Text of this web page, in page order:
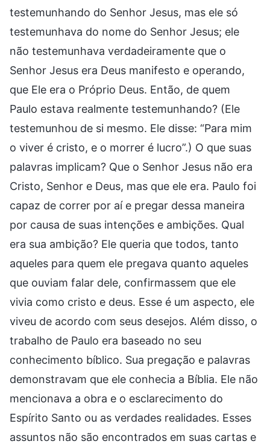
testemunhando do Senhor Jesus, mas ele só
testemunhava do nome do Senhor Jesus; ele
não testemunhava verdadeiramente que o
Senhor Jesus era Deus manifesto e operando,
que Ele era o Próprio Deus. Então, de quem
Paulo estava realmente testemunhando? (Ele
testemunhou de si mesmo. Ele disse: “Para mim
o viver é cristo, e o morrer é lucro”.) O que suas
palavras implicam? Que o Senhor Jesus não era
Cristo, Senhor e Deus, mas que ele era. Paulo foi
capaz de correr por aí e pregar dessa maneira
por causa de suas intenções e ambições. Qual
era sua ambição? Ele queria que todos, tanto
aqueles para quem ele pregava quanto aqueles
que ouviam falar dele, confirmassem que ele
vivia como cristo e deus. Esse é um aspecto, ele
viveu de acordo com seus desejos. Além disso, o
trabalho de Paulo era baseado no seu
conhecimento bíblico. Sua pregação e palavras
demonstravam que ele conhecia a Bíblia. Ele não
mencionava a obra e o esclarecimento do
Espírito Santo ou as verdades realidades. Esses
assuntos não são encontrados em suas cartas e